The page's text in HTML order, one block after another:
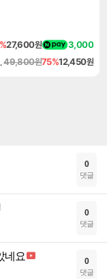
27,600원 3,000
The Dark Prince49,800원75%12,450원
0
댓글
0
댓글
네요 0
댓글